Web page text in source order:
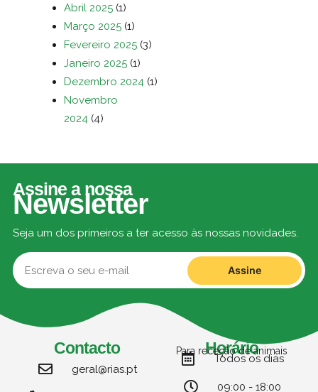
Abril 2025 (1)
Março 2025 (1)
Fevereiro 2025 (3)
Janeiro 2025 (1)
Dezembro 2024 (1)
Novembro
2024 (4)
Assine a nossa
Newsletter
Seja um dos primeiros a ter acesso às nossas novidades.
Assine
Contacto
geral@rias.pt
Horário
Para receção de animais
Todos os dias
09:00 - 18:00